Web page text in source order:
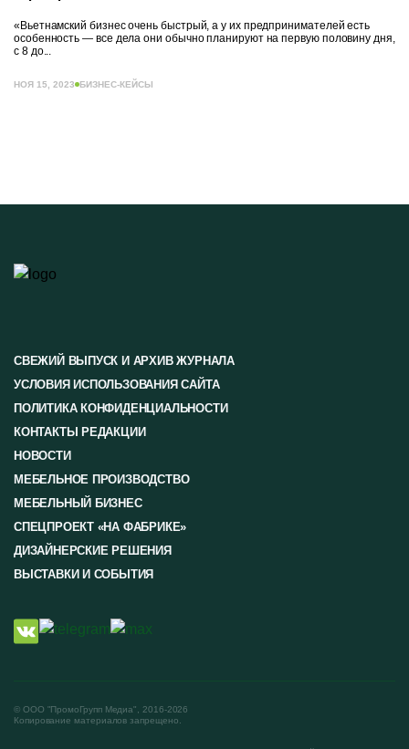
«Вьетнамский бизнес очень быстрый, а у их предпринимателей есть
особенность — все дела они обычно планируют на первую половину дня,
с 8 до...
НОЯ 15, 2023 БИЗНЕС-КЕЙСЫ
© ООО "ПромоГрупп Медиа", 2016-2026
Копирование материалов запрещено.
СВЕЖИЙ ВЫПУСК И АРХИВ ЖУРНАЛА
УСЛОВИЯ ИСПОЛЬЗОВАНИЯ САЙТА
ПОЛИТИКА КОНФИДЕНЦИАЛЬНОСТИ
КОНТАКТЫ РЕДАКЦИИ
НОВОСТИ
МЕБЕЛЬНОЕ ПРОИЗВОДСТВО
МЕБЕЛЬНЫЙ БИЗНЕС
СПЕЦПРОЕКТ «НА ФАБРИКЕ»
ДИЗАЙНЕРСКИЕ РЕШЕНИЯ
ВЫСТАВКИ И СОБЫТИЯ